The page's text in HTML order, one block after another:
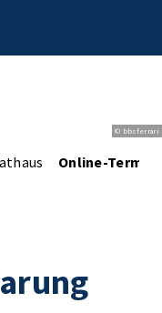
© bbsferrari
Online-